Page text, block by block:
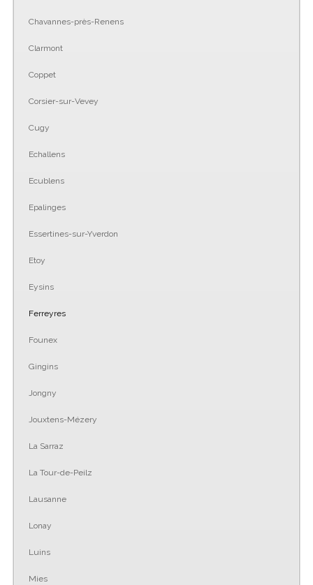
Chavannes-près-Renens
Clarmont
Coppet
Corsier-sur-Vevey
Cugy
Echallens
Ecublens
Epalinges
Essertines-sur-Yverdon
Etoy
Eysins
Ferreyres
Founex
Gingins
Jongny
Jouxtens-Mézery
La Sarraz
La Tour-de-Peilz
Lausanne
Lonay
Luins
Mies